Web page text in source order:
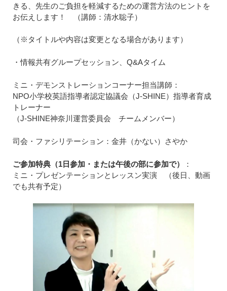
きる、先生のご負担を軽減するための運営方法のヒントを
お伝えします！ （講師：清水聡子）
（※タイトルや内容は変更となる場合があります）
・情報共有グループセッション、Q&Aタイム
ミニ・デモンストレーションコーナー担当講師：
NPO小学校英語指導者認定協議会（J-SHINE）指導者育成
トレーナー
（J-SHINE神奈川運営委員会 チームメンバー）
司会・ファシリテーション：金井（かない）さやか
ご参加特典（1日参加・または午後の部に参加で）
：
ミニ・プレゼンテーションとレッスン実演 （後日、動画
でも共有予定）